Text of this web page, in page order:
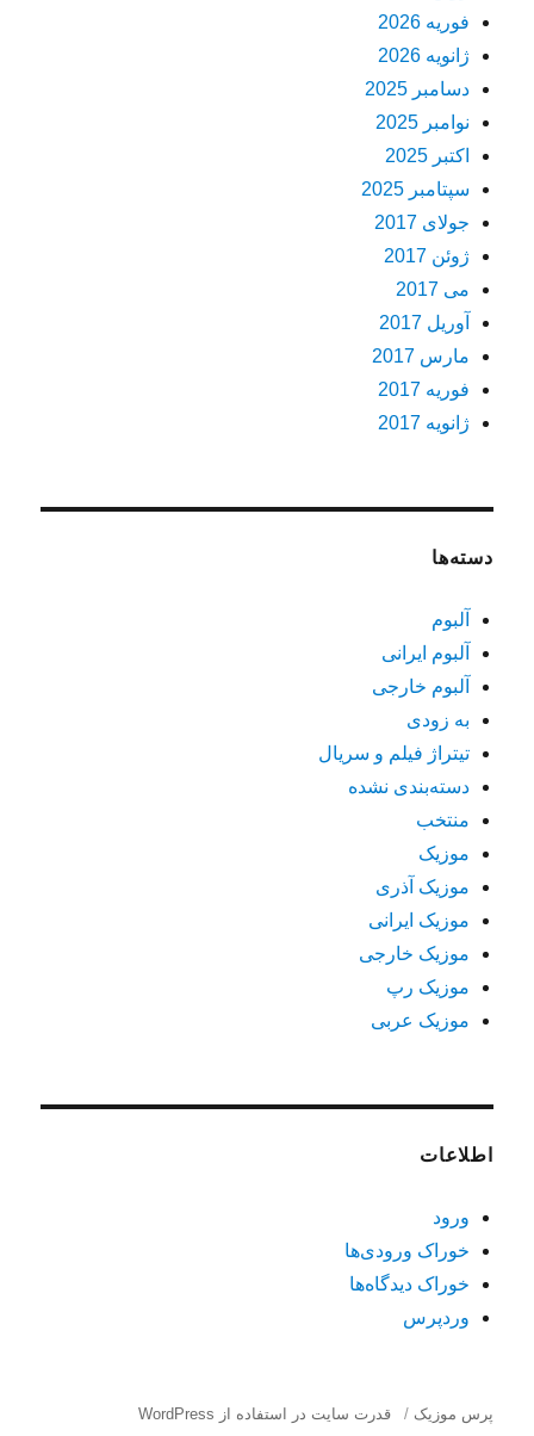
فوریه 2026
ژانویه 2026
دسامبر 2025
نوامبر 2025
اکتبر 2025
سپتامبر 2025
جولای 2017
ژوئن 2017
می 2017
آوریل 2017
مارس 2017
فوریه 2017
ژانویه 2017
دسته‌ها
آلبوم
آلبوم ایرانی
آلبوم خارجی
به زودی
تیتراژ فیلم و سریال
دسته‌بندی نشده
منتخب
موزیک
موزیک آذری
موزیک ایرانی
موزیک خارجی
موزیک رپ
موزیک عربی
اطلاعات
ورود
خوراک ورودی‌ها
خوراک دیدگاه‌ها
وردپرس
پرس موزیک قدرت سایت در استفاده از WordPress